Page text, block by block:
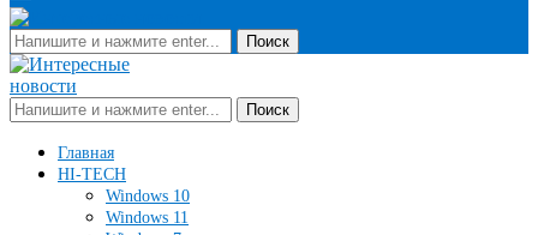
Поиск
Поиск
Главная
HI-TECH
Windows 10
Windows 11